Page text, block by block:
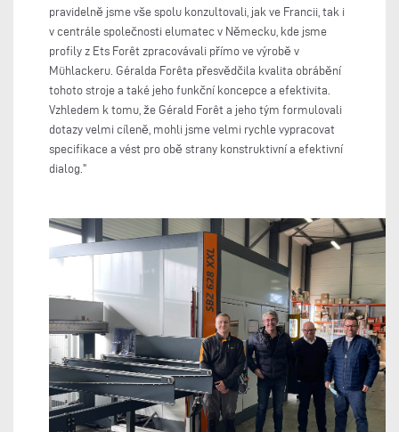
pravidelně jsme vše spolu konzultovali, jak ve Francii, tak i
v centrále společnosti elumatec v Německu, kde jsme
profily z Ets Forêt zpracovávali přímo ve výrobě v
Mühlackeru. Géralda Forêta přesvědčila kvalita obrábění
tohoto stroje a také jeho funkční koncepce a efektivita.
Vzhledem k tomu, že Gérald Forêt a jeho tým formulovali
dotazy velmi cíleně, mohli jsme velmi rychle vypracovat
specifikace a vést pro obě strany konstruktivní a efektivní
dialog."